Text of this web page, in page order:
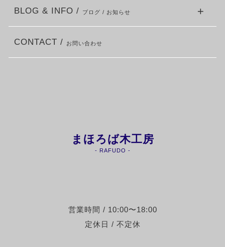
まほろば木工房
- RAFUDO -
営業時間 / 10:00〜18:00
定休日 / 不定休
BLOG & INFO / ブログ / お知らせ
CONTACT / お問い合わせ